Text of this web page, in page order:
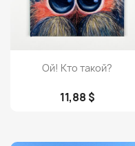
Просмотр
Ой! Кто такой?
11,88 $